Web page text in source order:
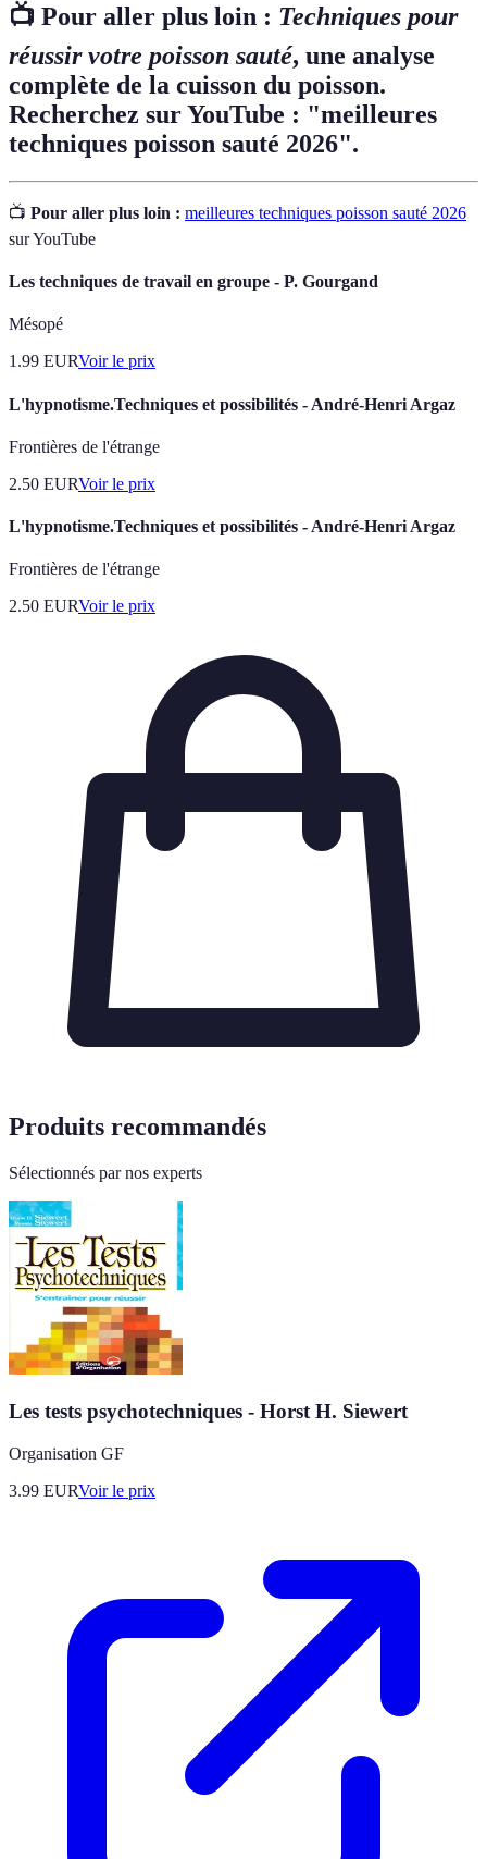
📺 Pour aller plus loin : Techniques pour
réussir votre poisson sauté, une analyse
complète de la cuisson du poisson.
Recherchez sur YouTube : "meilleures
techniques poisson sauté 2026".
📺 Pour aller plus loin : meilleures techniques poisson sauté 2026
sur YouTube
Les techniques de travail en groupe - P. Gourgand
Mésopé
1.99 EURVoir le prix
L'hypnotisme.Techniques et possibilités - André-Henri Argaz
Frontières de l'étrange
2.50 EURVoir le prix
L'hypnotisme.Techniques et possibilités - André-Henri Argaz
Frontières de l'étrange
2.50 EURVoir le prix
Produits recommandés
Sélectionnés par nos experts
Les tests psychotechniques - Horst H. Siewert
Organisation GF
3.99 EURVoir le prix